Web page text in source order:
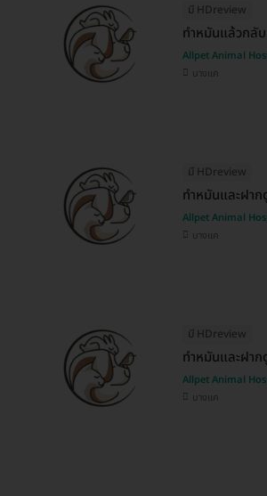
มี HDreview
ทำหมันแล้วกลั
Allpet Animal
บางแค
มี HDreview
ทำหมันและฝา
Allpet Animal
บางแค
มี HDreview
ทำหมันและฝา
Allpet Animal
บางแค